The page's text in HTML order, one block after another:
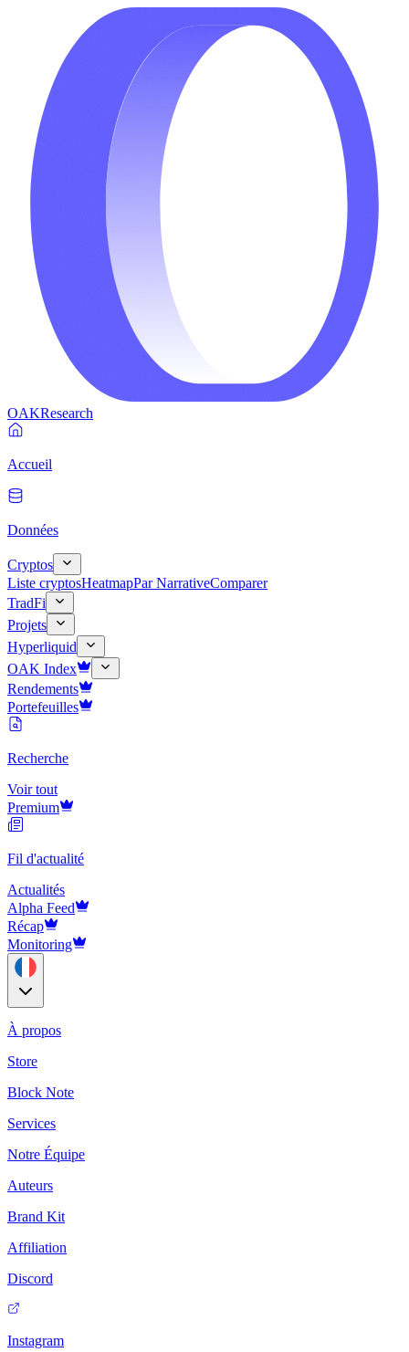
OAKResearch
Accueil
Données
Cryptos
Liste cryptosHeatmapPar NarrativeComparer
TradFi
Projets
Hyperliquid
OAK Index
Rendements
Portefeuilles
Recherche
Voir tout
Premium
Fil d'actualité
Actualités
Alpha Feed
Récap
Monitoring
À propos
Store
Block Note
Services
Notre Équipe
Auteurs
Brand Kit
Affiliation
Discord
Instagram